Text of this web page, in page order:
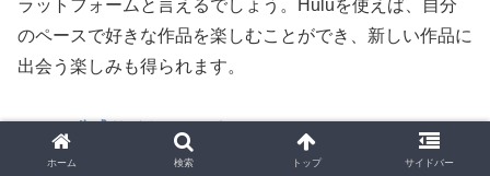
ラットフォームと言えるでしょう。Huluを使えば、自分
のペースで好きな作品を楽しむことができ、新しい作品に
出会う楽しみも得られます。
⇒Hulu公式サイトはこちら
ホーム 検索 トップ サイドバー